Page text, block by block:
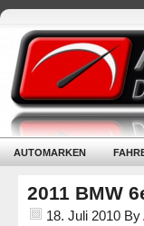
AUTOMARKEN
2011 BMW
18. Juli 2010 By